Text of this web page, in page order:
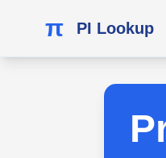
π PI Lookup